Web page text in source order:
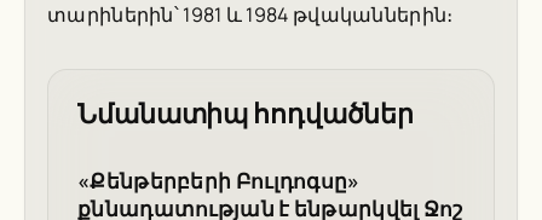
տարիներին՝ 1981 և 1984 թվականներին։
Նմանատիպ հոդվածներ
«Քենթերբերի Բուլդոգսը»
քննադատության է ենթարկվել Ջոշ